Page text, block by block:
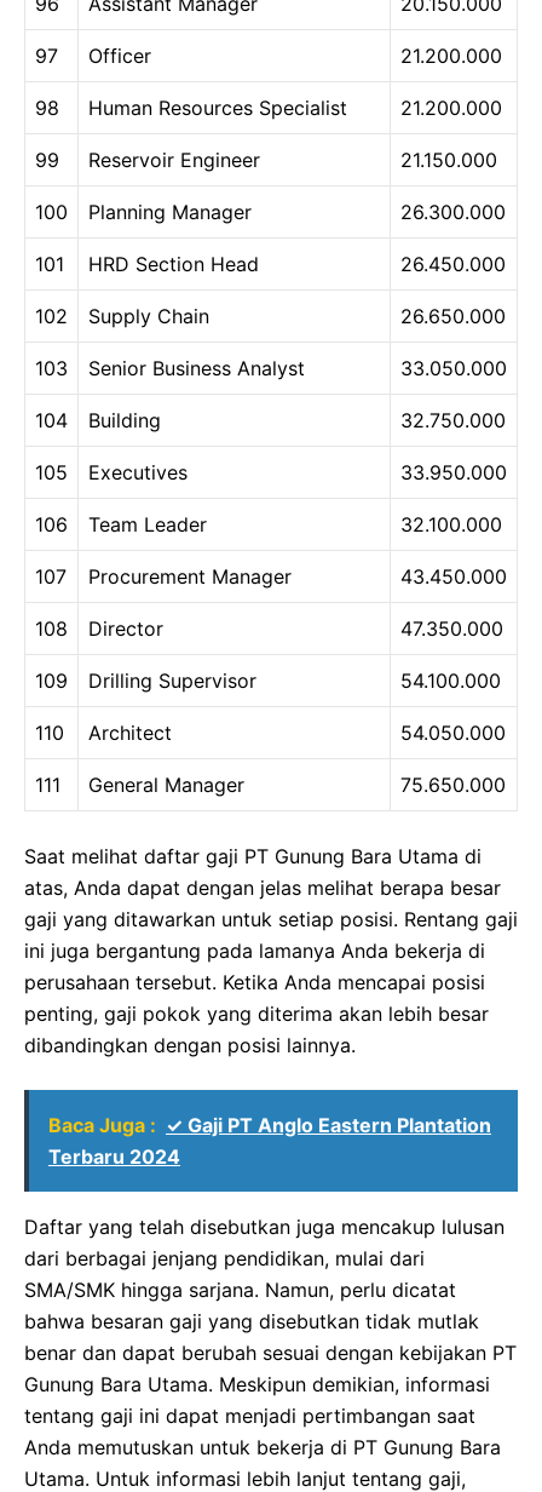
97 Officer 21.200.000
98 Human Resources Specialist 21.200.000
99 Reservoir Engineer 21.150.000
100 Planning Manager 26.300.000
101 HRD Section Head 26.450.000
102 Supply Chain 26.650.000
103 Senior Business Analyst 33.050.000
104 Building 32.750.000
105 Executives 33.950.000
106 Team Leader 32.100.000
107 Procurement Manager 43.450.000
108 Director 47.350.000
109 Drilling Supervisor 54.100.000
110 Architect 54.050.000
111 General Manager 75.650.000
Saat melihat daftar gaji PT Gunung Bara Utama di
atas, Anda dapat dengan jelas melihat berapa besar
gaji yang ditawarkan untuk setiap posisi. Rentang gaji
ini juga bergantung pada lamanya Anda bekerja di
perusahaan tersebut. Ketika Anda mencapai posisi
penting, gaji pokok yang diterima akan lebih besar
dibandingkan dengan posisi lainnya.
Baca Juga : ✓ Gaji PT Anglo Eastern Plantation
Terbaru 2024
Daftar yang telah disebutkan juga mencakup lulusan
dari berbagai jenjang pendidikan, mulai dari
SMA/SMK hingga sarjana. Namun, perlu dicatat
bahwa besaran gaji yang disebutkan tidak mutlak
benar dan dapat berubah sesuai dengan kebijakan PT
Gunung Bara Utama. Meskipun demikian, informasi
tentang gaji ini dapat menjadi pertimbangan saat
Anda memutuskan untuk bekerja di PT Gunung Bara
Utama. Untuk informasi lebih lanjut tentang gaji,